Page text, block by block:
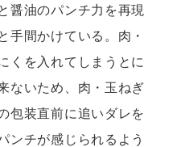
醤油のパンチ力を再現
手間かけている。肉・
くを入れてしまうとに
ないため、肉・玉ねぎ
包装直前に追いダレを
ンチが感じられるよう